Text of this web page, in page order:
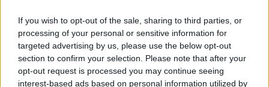
If you wish to opt-out of the sale, sharing to third parties, or
processing of your personal or sensitive information for
targeted advertising by us, please use the below opt-out
section to confirm your selection. Please note that after your
opt-out request is processed you may continue seeing
interest-based ads based on personal information utilized by
presentato il suo primo pneumatico per veicoli elettrici: Vredestein
Quatrac Pro EV. Questo prodotto nasce dal successo dei suoi
predecessori all-season a cui aggiunge una serie di nuove
caratteristiche che consentono di gestire al meglio la coppia elevata
e il peso, caratteristiche tipiche deiveicoli elettrici moderni.